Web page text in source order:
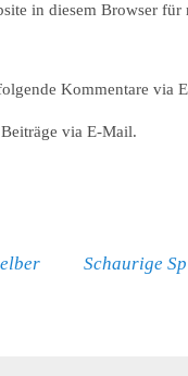
in diesem Browser für
Kommentare via
via E-Mail.
Schaurige